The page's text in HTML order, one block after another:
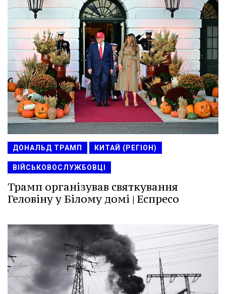
ДОНАЛЬД ТРАМП КИТАЙ (РЕГІОН)
ВІЙСЬКОВОСЛУЖБОВЦІ
Трамп організував святкування
Геловіну у Білому домі | Еспресо